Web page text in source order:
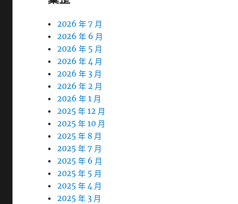
2026 年 7 月
2026 年 6 月
2026 年 5 月
2026 年 4 月
2026 年 3 月
2026 年 2 月
2026 年 1 月
2025 年 12 月
2025 年 10 月
2025 年 8 月
2025 年 7 月
2025 年 6 月
2025 年 5 月
2025 年 4 月
2025 年 3 月